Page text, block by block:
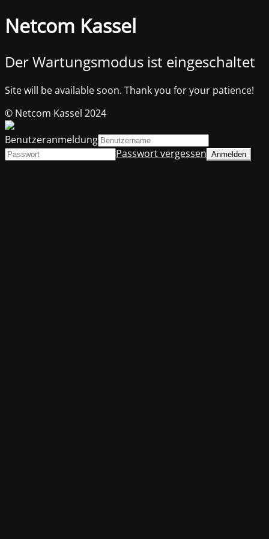
Netcom Kassel
Der Wartungsmodus ist eingeschaltet
Site will be available soon. Thank you for your patience!
© Netcom Kassel 2024
Benutzeranmeldung
Passwort vergessen